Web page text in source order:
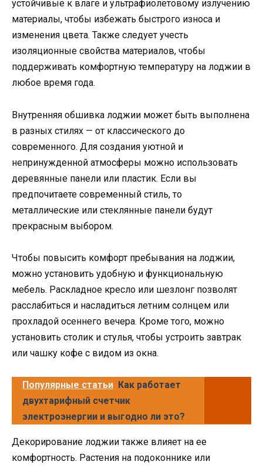
устойчивые к влаге и ультрафиолетовому излучению
материалы, чтобы избежать быстрого износа и
изменения цвета. Также следует учесть
изоляционные свойства материалов, чтобы
поддерживать комфортную температуру на лоджии в
любое время года.
Внутренняя обшивка лоджии может быть выполнена
в разных стилях — от классического до
современного. Для создания уютной и
непринужденной атмосферы можно использовать
деревянные панели или пластик. Если вы
предпочитаете современный стиль, то
металлические или стеклянные панели будут
прекрасным выбором.
Чтобы повысить комфорт пребывания на лоджии,
можно установить удобную и функциональную
мебель. Раскладное кресло или шезлонг позволят
расслабиться и насладиться летним солнцем или
прохладой осеннего вечера. Кроме того, можно
установить столик и стулья, чтобы устроить завтрак
или чашку кофе с видом из окна.
Популярные статьи Как работает
двухтарифный счетчик
электроэнергии и выгодно ли это?
Декорирование лоджии также влияет на ее
комфортность. Растения на подоконнике или